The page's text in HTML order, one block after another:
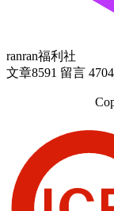
ranran福利社
文章8591 留言 4704